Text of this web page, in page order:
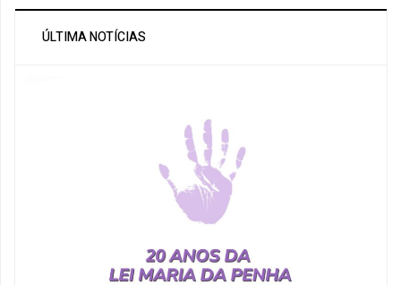
ÚLTIMA NOTÍCIAS